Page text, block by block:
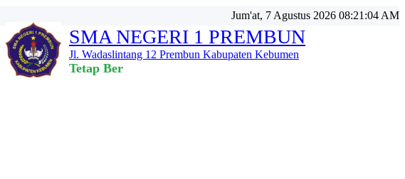
Jum'at, 7 Agustus 2026 08:21:06 AM
SMA NEGERI 1 PREMBUN
Jl. Wadaslintang 12 Prembun Kabupaten Kebumen
Tetap Bertahan 💪